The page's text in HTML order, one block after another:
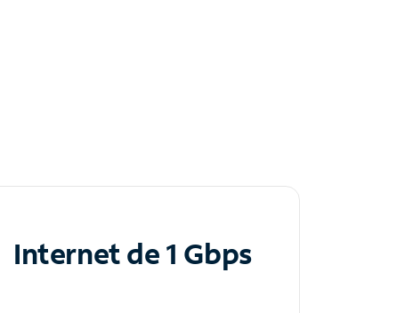
Internet de 1 Gbps